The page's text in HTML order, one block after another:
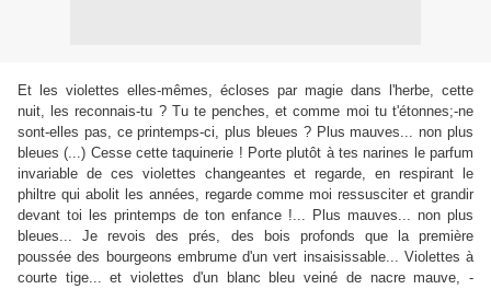
Et les violettes elles-mêmes, écloses par magie dans l'herbe, cette
nuit, les reconnais-tu ? Tu te penches, et comme moi tu t'étonnes;-ne
sont-elles pas, ce printemps-ci, plus bleues ? Plus mauves... non plus
bleues (...) Cesse cette taquinerie ! Porte plutôt à tes narines le parfum
invariable de ces violettes changeantes et regarde, en respirant le
philtre qui abolit les années, regarde comme moi ressusciter et grandir
devant toi les printemps de ton enfance !... Plus mauves... non plus
bleues... Je revois des prés, des bois profonds que la première
poussée des bourgeons embrume d'un vert insaisissable... Violettes à
courte tige... et violettes d'un blanc bleu veiné de nacre mauve, -